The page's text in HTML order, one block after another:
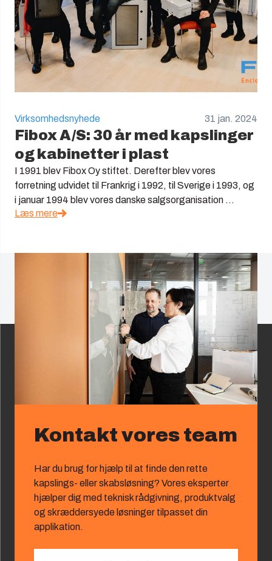
Virksomhedsnyhede 31 jan. 2024
Fibox A/S: 30 år med kapslinger
og kabinetter i plast
I 1991 blev Fibox Oy stiftet. Derefter blev vores
forretning udvidet til Frankrig i 1992, til Sverige i 1993, og
i januar 1994 blev vores danske salgsorganisation ...
Læs mere
Kontakt vores team
Har du brug for hjælp til at finde den rette
kapslings‑ eller skabsløsning? Vores eksperter
hjælper dig med teknisk rådgivning, produktvalg
og skræddersyede løsninger tilpasset din
applikation.